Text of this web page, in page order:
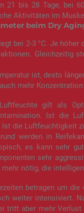
21 bis 28 Tage, bei
Aktivitäten im
beim Dry
bei 2-3 °C. Je
Gleichzeitig
ist, desto
mehr
gilt als
Ist die
die Luftfeuchtigkeit
werden in
es kann sehr
sehr
nötig, die
betragen um
weiter intensiviert.
tritt aber mehr